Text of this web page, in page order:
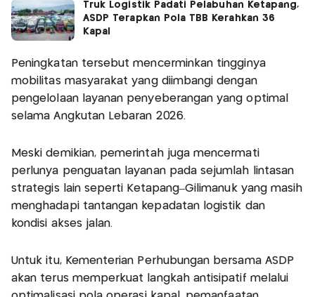
Truk Logistik Padati Pelabuhan Ketapang,
ASDP Terapkan Pola TBB Kerahkan 36
Kapal
Peningkatan tersebut mencerminkan tingginya
mobilitas masyarakat yang diimbangi dengan
pengelolaan layanan penyeberangan yang optimal
selama Angkutan Lebaran 2026.
Meski demikian, pemerintah juga mencermati
perlunya penguatan layanan pada sejumlah lintasan
strategis lain seperti Ketapang–Gilimanuk yang masih
menghadapi tantangan kepadatan logistik dan
kondisi akses jalan.
Untuk itu, Kementerian Perhubungan bersama ASDP
akan terus memperkuat langkah antisipatif melalui